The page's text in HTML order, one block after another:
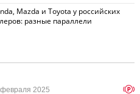
Mazda и Toyota у российских
разные параллели
2025 p